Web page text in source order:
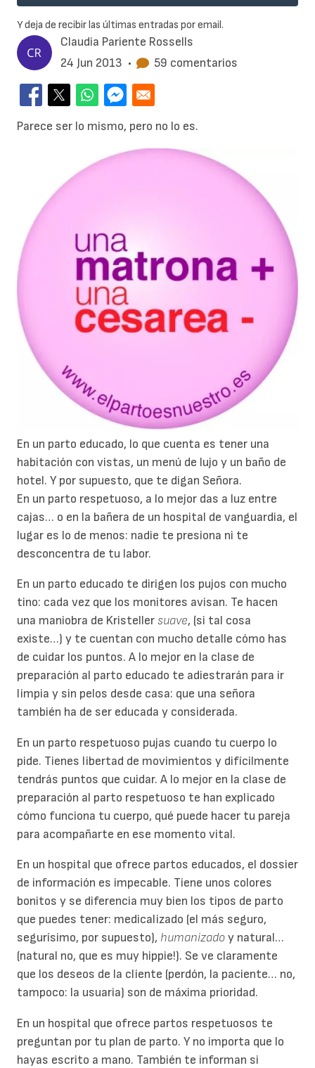
Claudia Pariente Rossells
24 Jun 2013 • 59 comentarios
Parece ser lo mismo, pero no lo es.
En un parto educado, lo que cuenta es tener una
habitación con vistas, un menú de lujo y un baño de
hotel. Y por supuesto, que te digan Señora.
En un parto respetuoso, a lo mejor das a luz entre
cajas… o en la bañera de un hospital de vanguardia, el
lugar es lo de menos: nadie te presiona ni te
desconcentra de tu labor.
En un parto educado te dirigen los pujos con mucho
tino: cada vez que los monitores avisan. Te hacen
una maniobra de Kristeller suave, (si tal cosa
existe…) y te cuentan con mucho detalle cómo has
de cuidar los puntos. A lo mejor en la clase de
preparación al parto educado te adiestrarán para ir
limpia y sin pelos desde casa: que una señora
también ha de ser educada y considerada.
En un parto respetuoso pujas cuando tu cuerpo lo
pide. Tienes libertad de movimientos y difícilmente
tendrás puntos que cuidar. A lo mejor en la clase de
preparación al parto respetuoso te han explicado
cómo funciona tu cuerpo, qué puede hacer tu pareja
para acompañarte en ese momento vital.
En un hospital que ofrece partos educados, el dossier
de información es impecable. Tiene unos colores
bonitos y se diferencia muy bien los tipos de parto
que puedes tener: medicalizado (el más seguro,
segurísimo, por supuesto), humanizadoy natural…
(natural no, que es muy hippie!). Se ve claramente
que los deseos de la cliente (perdón, la paciente… no,
tampoco: la usuaria) son de máxima prioridad.
En un hospital que ofrece partos respetuosos te
preguntan por tu plan de parto. Y no importa que lo
hayas escrito a mano. También te informan si
Y deja de recibir las últimas entradas por email.